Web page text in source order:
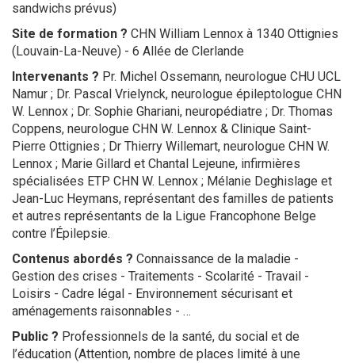
sandwichs prévus)
Site de formation ? CHN William Lennox à 1340 Ottignies
(Louvain-La-Neuve) - 6 Allée de Clerlande
Intervenants ? Pr. Michel Ossemann, neurologue CHU UCL
Namur ; Dr. Pascal Vrielynck, neurologue épileptologue CHN
W. Lennox ; Dr. Sophie Ghariani, neuropédiatre ; Dr. Thomas
Coppens, neurologue CHN W. Lennox & Clinique Saint-
Pierre Ottignies ; Dr Thierry Willemart, neurologue CHN W.
Lennox ; Marie Gillard et Chantal Lejeune, infirmières
spécialisées ETP CHN W. Lennox ; Mélanie Deghislage et
Jean-Luc Heymans, représentant des familles de patients
et autres représentants de la Ligue Francophone Belge
contre l’Épilepsie.
Contenus abordés ? Connaissance de la maladie -
Gestion des crises - Traitements - Scolarité - Travail -
Loisirs - Cadre légal - Environnement sécurisant et
aménagements raisonnables - …
Public ? Professionnels de la santé, du social et de
l’éducation (Attention, nombre de places limité à une